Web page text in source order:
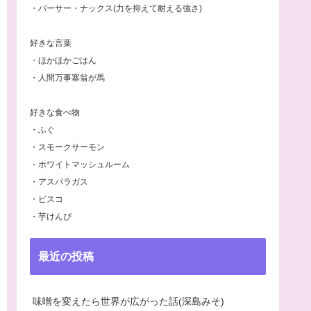
・パーサー・ナックス(力を抑えて耐える強さ)
好きな言葉
・ほかほかごはん
・人間万事塞翁が馬
好きな食べ物
・ふぐ
・スモークサーモン
・ホワイトマッシュルーム
・アスパラガス
・ビスコ
・芋けんぴ
最近の投稿
味噌を変えたら世界が広がった話(深島みそ)